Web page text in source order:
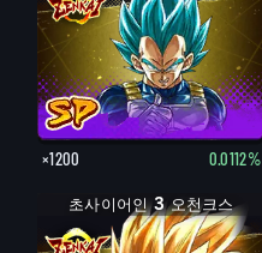
×1200 0.0112%
초사이어인 오천크스
초사이어인 3 오천크스